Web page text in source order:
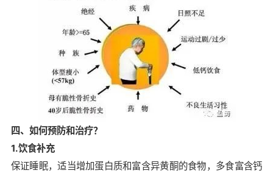
四、如何预防和治疗？
1.饮食补充
保证睡眠，适当增加蛋白质和富含异黄酮的食物，多食富含钙